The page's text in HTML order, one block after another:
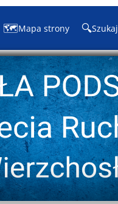
🗺️Mapa strony 🔍Szukaj